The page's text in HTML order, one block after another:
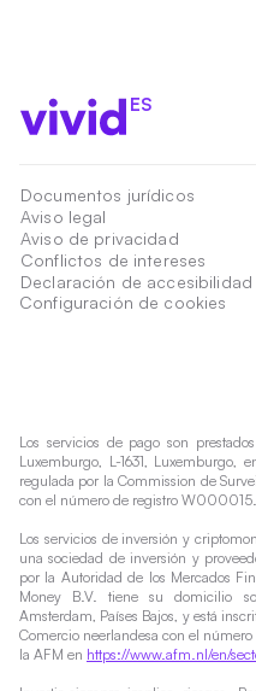
ES
Documentos jurídicos
Aviso legal
Aviso de privacidad
Conflictos de intereses
Declaración de accesibilidad
Configuración de cookies
Los servicios de pago son
Luxemburgo, L-1631, Luxemburgo,
regulada por la Commission de
con el número de registro W000015.
Los servicios de inversión y
una sociedad de inversión y
por la Autoridad de los Mercados
Money B.V. tiene su domicilio
Amsterdam, Países Bajos, y está
Comercio neerlandesa con el
la AFM en https://www.afm.nl/en/